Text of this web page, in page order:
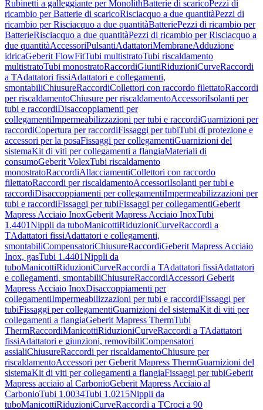
Rubinetti a galleggiante per MonolithBatterie di scaricoPezzi di
ricambio per Batterie di scaricoRisciacquo a due quantitàPezzi di
ricambio per Risciacquo a due quantitàBatteriePezzi di ricambio per
BatterieRisciacquo a due quantitàPezzi di ricambio per Risciacquo a
due quantitàAccessoriPulsantiAdattatoriMembraneAdduzione
idricaGeberit FlowFitTubi multistratoTubi riscaldamento
multistratoTubi monostratoRaccordiGiuntiRiduzioniCurveRaccordi
a TAdattatori fissiAdattatori e collegamenti,
smontabiliChiusureRaccordiCollettori con raccordo filettatoRaccordi
per riscaldamentoChiusure per riscaldamentoAccessoriIsolanti per
tubi e raccordiDisaccoppiamenti per
collegamentiImpermeabilizzazioni per tubi e raccordiGuarnizioni per
raccordiCopertura per raccordiFissaggi per tubiTubi di protezione e
accessori per la posaFissaggi per collegamentiGuarnizioni del
sistemaKit di viti per collegamenti a flangiaMateriali di
consumoGeberit VolexTubi riscaldamento
monostratoRaccordiAllacciamentiCollettori con raccordo
filettatoRaccordi per riscaldamentoAccessoriIsolanti per tubi e
raccordiDisaccoppiamenti per collegamentiImpermeabilizzazioni per
tubi e raccordiFissaggi per tubiFissaggi per collegamentiGeberit
Mapress Acciaio InoxGeberit Mapress Acciaio InoxTubi
1.4401Nippli da tuboManicottiRiduzioniCurveRaccordi a
TAdattatori fissiAdattatori e collegamenti,
smontabiliCompensatoriChiusureRaccordiGeberit Mapress Acciaio
Inox, gasTubi 1.4401Nippli da
tuboManicottiRiduzioniCurveRaccordi a TAdattatori fissiAdattatori
e collegamenti, smontabiliChiusureRaccordiAccessori Geberit
Mapress Acciaio InoxDisaccoppiamenti per
collegamentiImpermeabilizzazioni per tubi e raccordiFissaggi per
tubiFissaggi per collegamentiGuarnizioni del sistemaKit di viti per
collegamenti a flangiaGeberit Mapress ThermTubi
ThermRaccordiManicottiRiduzioniCurveRaccordi a TAdattatori
fissiAdattatori e giunzioni, removibiliCompensatori
assialiChiusureRaccordi per riscaldamentoChiusure per
riscaldamentoAccessori per Geberit Mapress ThermGuarnizioni del
sistemaKit di viti per collegamenti a flangiaFissaggi per tubiGeberit
Mapress acciaio al CarbonioGeberit Mapress Acciaio al
CarbonioTubi 1.0034Tubi 1.0215Nippli da
tuboManicottiRiduzioniCurveRaccordi a TCroci a 90